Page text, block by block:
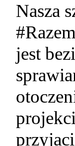
Nasza
jest